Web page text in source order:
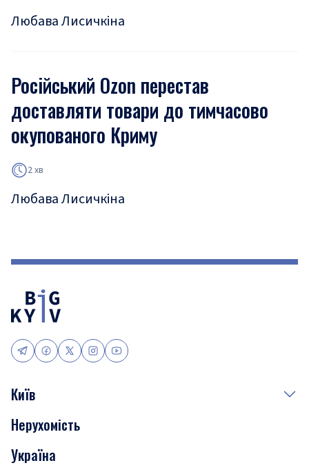
Любава Лисичкіна
Російський Ozon перестав
доставляти товари до тимчасово
окупованого Криму
2 хв
Любава Лисичкіна
Київ
Події
Скандали
Нерухомість
Україна